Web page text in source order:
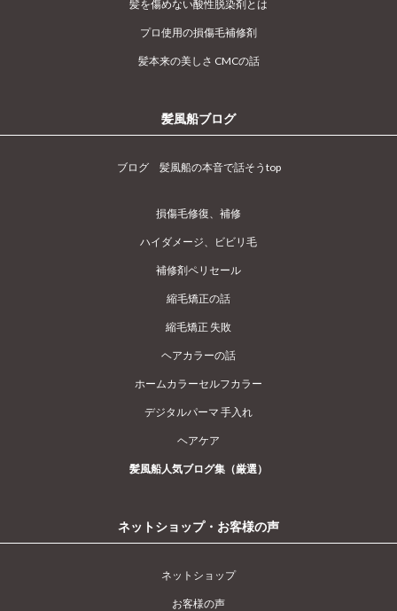
髪を傷めない酸性脱染剤とは
プロ使用の損傷毛補修剤
髪本来の美しさ CMCの話
髪風船ブログ
ブログ 髪風船の本音で話そうtop
損傷毛修復、補修
ハイダメージ、ビビリ毛
補修剤ペリセール
縮毛矯正の話
縮毛矯正 失敗
ヘアカラーの話
ホームカラーセルフカラー
デジタルパーマ 手入れ
ヘアケア
髪風船人気ブログ集（厳選）
ネットショップ・お客様の声
ネットショップ
お客様の声